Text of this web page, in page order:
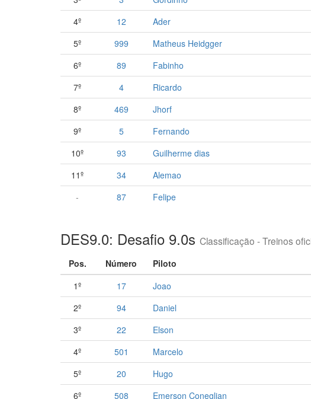
4º
12 Ader
5º
999 Matheus Heidgger
6º
89 Fabinho
7º
4 Ricardo
8º
469 Jhorf
9º
5 Fernando
10º
93 Guilherme dias
11º
34 Alemao
-
87 Felipe
DES9.0: Desafio 9.0s Classificação - Treinos
Pos. Número Piloto
1º
17 Joao
2º
94 Daniel
3º
22 Elson
4º
501 Marcelo
5º
20 Hugo
6º
508 Emerson Coneglian